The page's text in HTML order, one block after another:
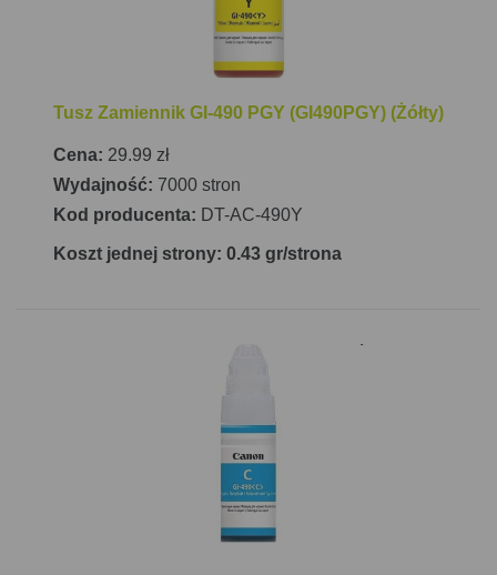
Tusz Zamiennik GI-490 PGY (GI490PGY) (Żółty)
Cena: 29.99 zł
Wydajność: 7000 stron
Kod producenta: DT-AC-490Y
Koszt jednej strony: 0.43 gr/strona